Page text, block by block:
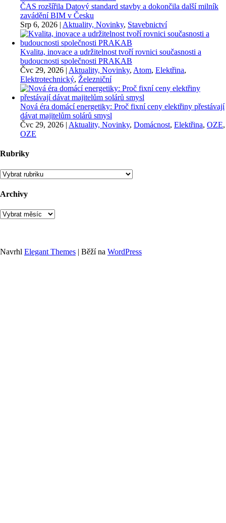
ČAS rozšířila Datový standard stavby a dokončila další milník
zavádění BIM v Česku
Srp 6, 2026 | Aktuality, Novinky, Stavebnictví
Kvalita, inovace a udržitelnost tvoří rovnici současnosti a
budoucnosti společnosti PRAKAB
Čvc 29, 2026 | Aktuality, Novinky, Atom, Elektřina,
Elektrotechnický, Železniční
Nová éra domácí energetiky: Proč fixní ceny elektřiny přestávají
dávat majitelům solárů smysl
Čvc 29, 2026 | Aktuality, Novinky, Domácnost, Elektřina, OZE,
OZE
Rubriky
Rubriky
Archivy
Archivy
Navrhl Elegant Themes | Běží na WordPress